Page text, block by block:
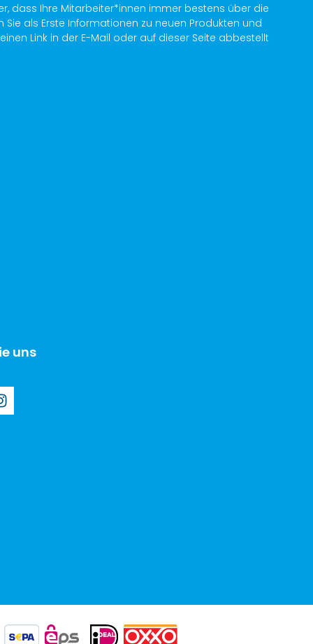
dass Ihre Mitarbeiter*innen immer bestens über die
als Erste Informationen zu neuen Produkten und
Link in der E-Mail oder auf dieser Seite abbestellt
uns